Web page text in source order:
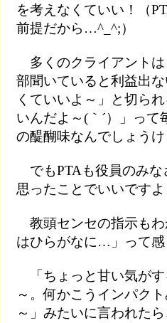
を考えなくていい！（
前提だから…^_^;）
多くのクライアントは
部聞いていると利益出
くていいよ～」と切ら
いんだよ～(｀´）」っ
の醍醐味なんでしょう
でもPTAも役員のみな
思ったことでいいです
教頭センセの指示もわ
はひらがなに…」って
「ちょっと甘い気がす
～。何かこうインパク
～」みたいに言われた